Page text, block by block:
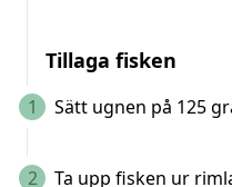
Tillaga fisken
1 Sätt ugnen på 125
2
Ta upp fisken ur